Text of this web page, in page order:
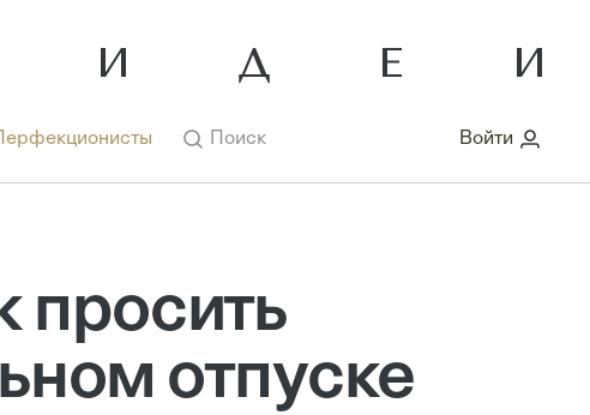
Перфекционисты Поиск Войти
просить
отпуске